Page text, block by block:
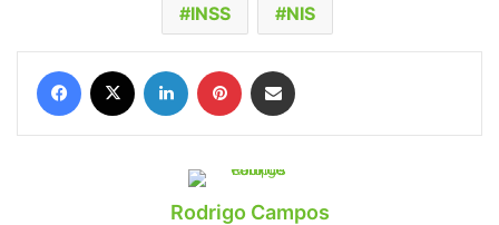
INSS NIS
Facebook Linkedin Pinterest
Rodrigo Campos